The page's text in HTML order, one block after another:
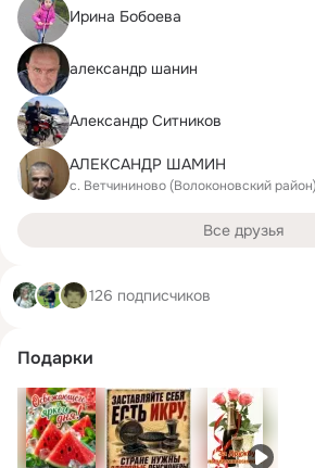
Ирина Бобоева
александр шанин
Александр Ситников
АЛЕКСАНДР ШАМИН
с. Ветчининово (Волоконовский район)
Все друзья
126 подписчиков
Подарки